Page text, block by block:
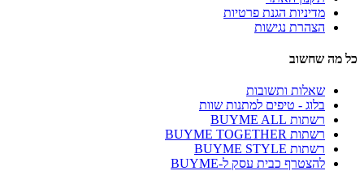
מדיניות הגנת פרטיות
הצהרת נגישות
כל מה שחשוב
שאלות ותשובות
בלוג - טיפים למתנות שוות
רשתות BUYME ALL
רשתות BUYME TOGETHER
רשתות BUYME STYLE
להצטרף כבית עסק ל-BUYME